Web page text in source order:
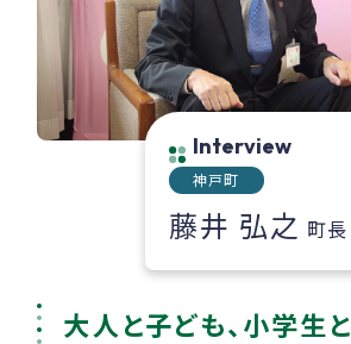
Interview
神戸町
藤井 弘之 町長
大人と子ども、小学生